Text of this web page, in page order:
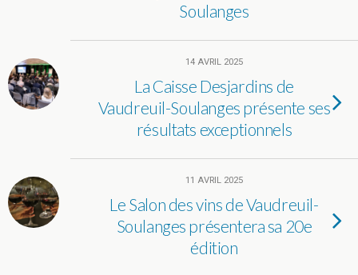
Soulanges
14 AVRIL 2025
La Caisse Desjardins de
Vaudreuil-Soulanges présente ses
résultats exceptionnels
11 AVRIL 2025
Le Salon des vins de Vaudreuil-
Soulanges présentera sa 20e
édition